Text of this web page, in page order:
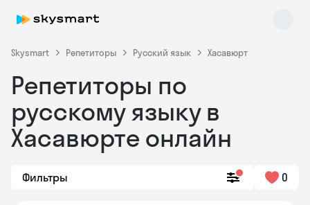
Skysmart Репетиторы Русский язык Хасавюрт
Репетиторы по
русскому языку в
Хасавюрте онлайн
Фильтры 0
Skysmart Chat